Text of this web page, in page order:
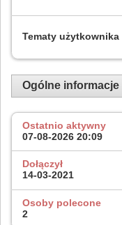
Tematy użytkownika
Ogólne informacje
Ostatnio aktywny
07-08-2026 20:09
Dołączył
14-03-2021
Osoby polecone
2